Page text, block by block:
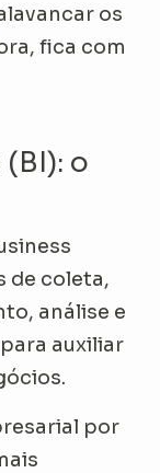
os
fica com
o
de coleta,
análise e
auxiliar
por